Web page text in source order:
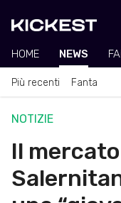
HOME NEWS
Più recenti Fanta
NOTIZIE
Il